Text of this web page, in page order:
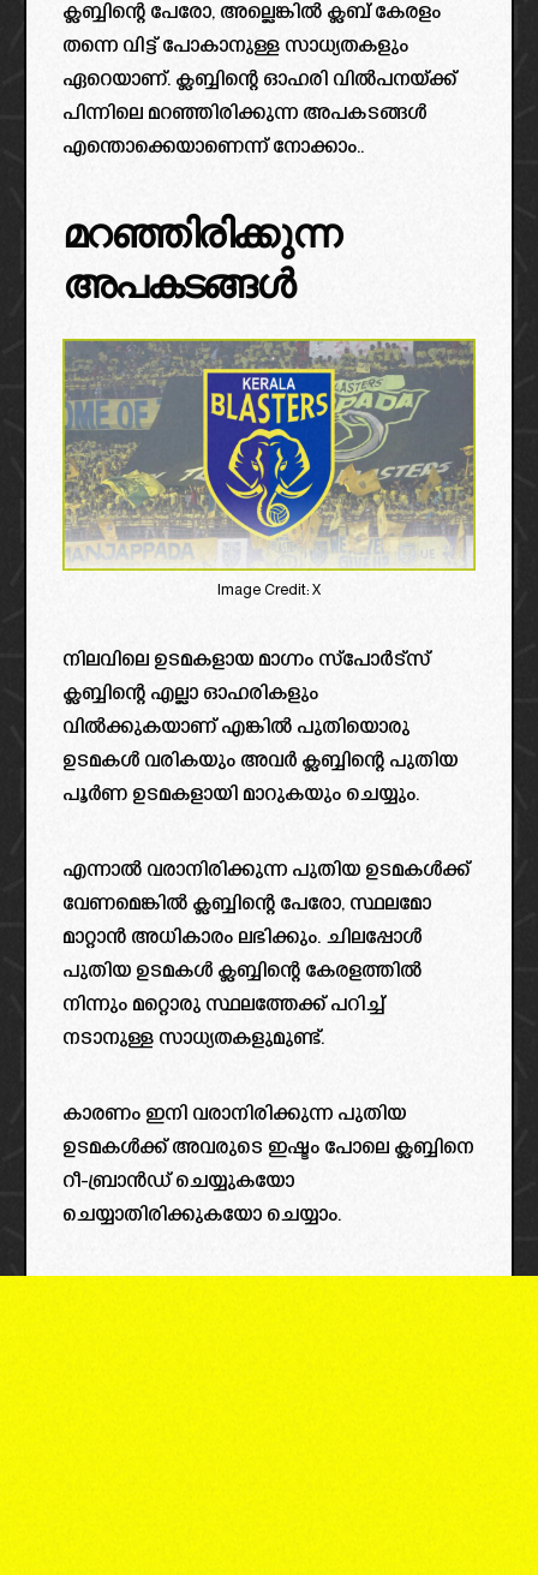
ക്ലബ്ബിന്റെ പേരോ, അല്ലെങ്കിൽ ക്ലബ് കേരളം
തന്നെ വിട്ട് പോകാനുള്ള സാധ്യതകളും
ഏറെയാണ്. ക്ലബ്ബിന്റെ ഓഹരി വിൽപനയ്ക്ക്
പിന്നിലെ മറഞ്ഞിരിക്കുന്ന അപകടങ്ങൾ
എന്തൊക്കെയാണെന്ന് നോക്കാം..
മറഞ്ഞിരിക്കുന്ന
അപകടങ്ങൾ
Image Credit: X
നിലവിലെ ഉടമകളായ മാഗ്നം സ്പോർട്സ്
ക്ലബ്ബിന്റെ എല്ലാ ഓഹരികളും
വിൽക്കുകയാണ് എങ്കിൽ പുതിയൊരു
ഉടമകൾ വരികയും അവർ ക്ലബ്ബിന്റെ പുതിയ
പൂർണ ഉടമകളായി മാറുകയും ചെയ്യും.
എന്നാൽ വരാനിരിക്കുന്ന പുതിയ ഉടമകൾക്ക്
വേണമെങ്കിൽ ക്ലബ്ബിന്റെ പേരോ, സ്ഥലമോ
മാറ്റാൻ അധികാരം ലഭിക്കും. ചിലപ്പോൾ
പുതിയ ഉടമകൾ ക്ലബ്ബിന്റെ കേരളത്തിൽ
നിന്നും മറ്റൊരു സ്ഥലത്തേക്ക് പറിച്ച്
നടാനുള്ള സാധ്യതകളുമുണ്ട്.
കാരണം ഇനി വരാനിരിക്കുന്ന പുതിയ
ഉടമകൾക്ക് അവരുടെ ഇഷ്ടം പോലെ ക്ലബ്ബിനെ
റീ-ബ്രാൻഡ് ചെയ്യുകയോ
ചെയ്യാതിരിക്കുകയോ ചെയ്യാം.